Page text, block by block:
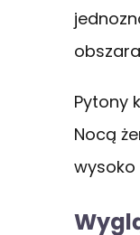
Pytony
Nocą
wysoko